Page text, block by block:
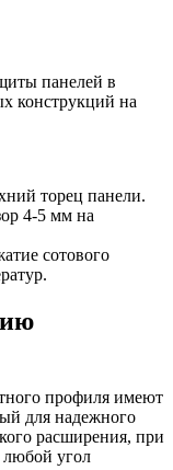
панелей в
конструкций на
торец панели.
4-5 мм на
сотового
профиля имеют
для надежного
расширения, при
любой угол